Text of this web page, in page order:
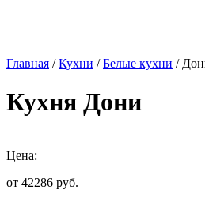
Главная /Кухни /Белые кухни /
Кухня Дони
Цена:
от 42286 руб.